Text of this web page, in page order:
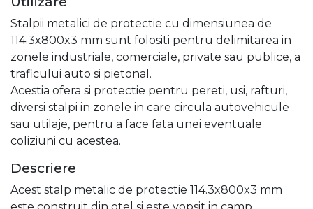
Stalpii metalici de protectie cu dimensiunea de
114.3x800x3 mm sunt folositi pentru delimitarea in
zonele industriale, comerciale, private sau publice, a
traficului auto si pietonal.
Acestia ofera si protectie pentru pereti, usi, rafturi,
diversi stalpi in zonele in care circula autovehicule
sau utilaje, pentru a face fata unei eventuale
coliziuni cu acestea.
Descriere
Acest stalp metalic de protectie 114.3x800x3 mm